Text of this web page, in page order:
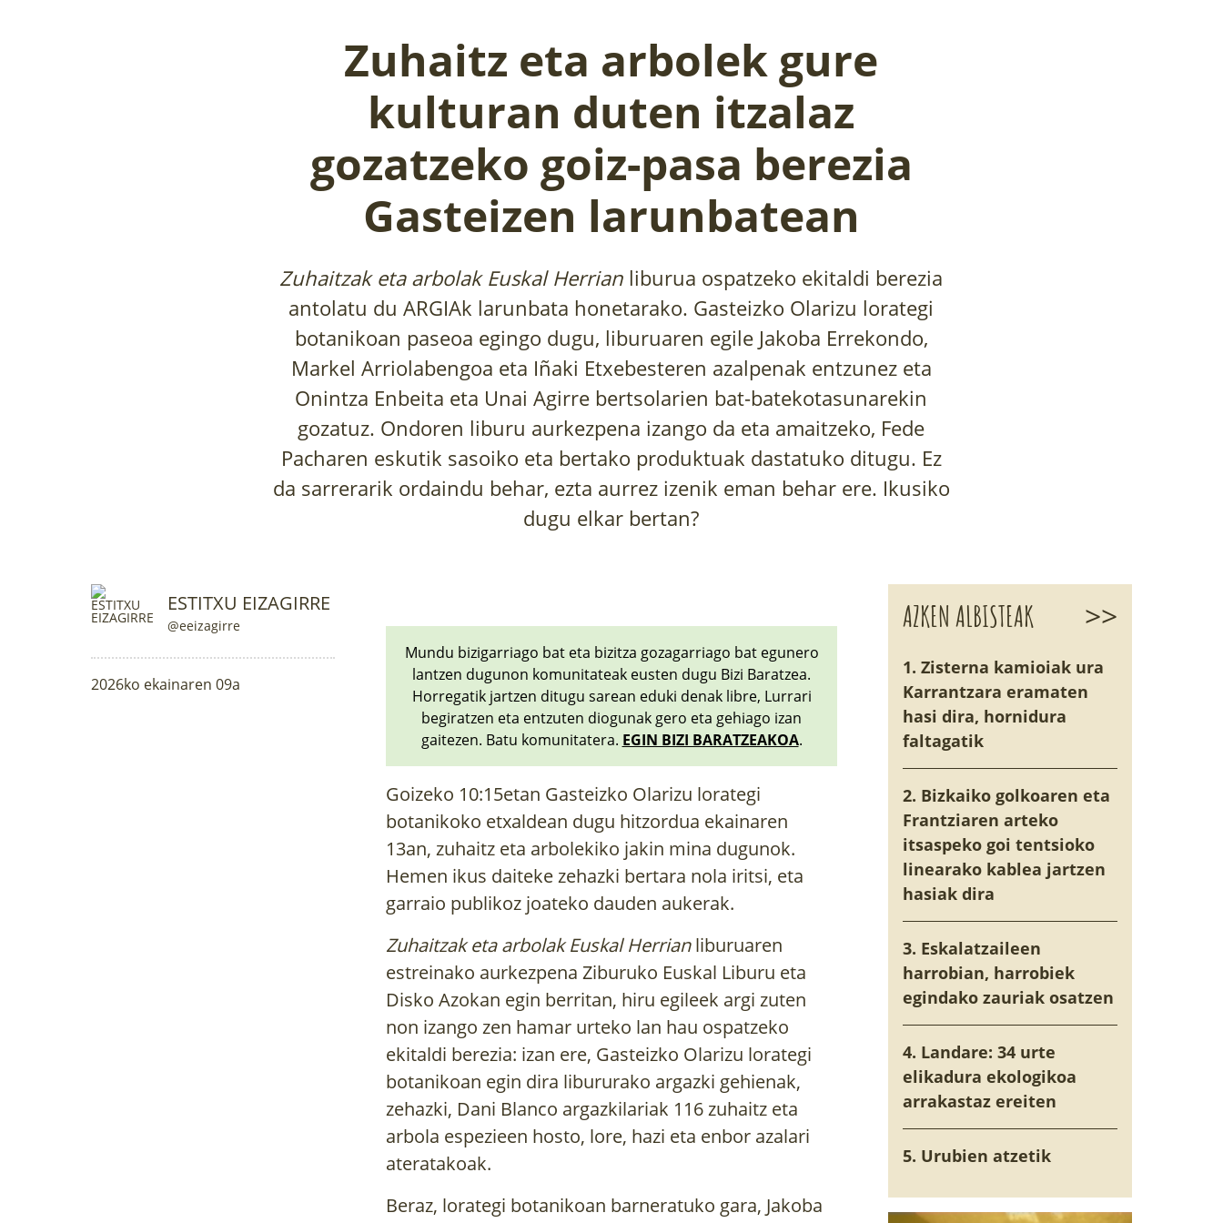
Zuhaitz eta arbolek gure
kulturan duten itzalaz
gozatzeko goiz-pasa berezia
Gasteizen larunbatean
Zuhaitzak eta arbolak Euskal Herrian liburua ospatzeko ekitaldi berezia
antolatu du ARGIAk larunbata honetarako. Gasteizko Olarizu lorategi
botanikoan paseoa egingo dugu, liburuaren egile Jakoba Errekondo,
Markel Arriolabengoa eta Iñaki Etxebesteren azalpenak entzunez eta
Onintza Enbeita eta Unai Agirre bertsolarien bat-batekotasunarekin
gozatuz. Ondoren liburu aurkezpena izango da eta amaitzeko, Fede
Pacharen eskutik sasoiko eta bertako produktuak dastatuko ditugu. Ez
da sarrerarik ordaindu behar, ezta aurrez izenik eman behar ere. Ikusiko
dugu elkar bertan?
ESTITXU EIZAGIRRE
@eeizagirre
2026ko ekainaren 09a
Mundu bizigarriago bat eta bizitza gozagarriago bat egunero
lantzen dugunon komunitateak eusten dugu Bizi Baratzea.
Horregatik jartzen ditugu sarean eduki denak libre, Lurrari
begiratzen eta entzuten diogunak gero eta gehiago izan
gaitezen. Batu komunitatera. EGIN BIZI BARATZEAKOA.
Goizeko 10:15etan Gasteizko Olarizu lorategi
botanikoko etxaldean dugu hitzordua ekainaren
13an, zuhaitz eta arbolekiko jakin mina dugunok.
Hemen ikus daiteke zehazki bertara nola iritsi, eta
garraio publikoz joateko dauden aukerak.
Zuhaitzak eta arbolak Euskal Herrianliburuaren
estreinako aurkezpena Ziburuko Euskal Liburu eta
Disko Azokan egin berritan, hiru egileek argi zuten
non izango zen hamar urteko lan hau ospatzeko
ekitaldi berezia: izan ere, Gasteizko Olarizu lorategi
botanikoan egin dira libururako argazki gehienak,
zehazki, Dani Blanco argazkilariak 116 zuhaitz eta
arbola espezieen hosto, lore, hazi eta enbor azalari
ateratakoak.
Beraz, lorategi botanikoan barneratuko gara, Jakoba
AZKEN ALBISTEAK >>
1. Zisterna kamioiak ura
Karrantzara eramaten
hasi dira, hornidura
faltagatik
2. Bizkaiko golkoaren eta
Frantziaren arteko
itsaspeko goi tentsioko
linearako kablea jartzen
hasiak dira
3. Eskalatzaileen
harrobian, harrobiek
egindako zauriak osatzen
4. Landare: 34 urte
elikadura ekologikoa
arrakastaz ereiten
5. Urubien atzetik